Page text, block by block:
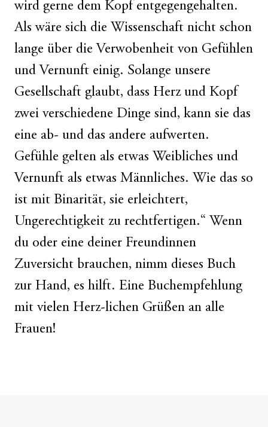
wird gerne dem Kopf entgegengehalten.
Als wäre sich die Wissenschaft nicht schon
lange über die Verwobenheit von Gefühlen
und Vernunft einig. Solange unsere
Gesellschaft glaubt, dass Herz und Kopf
zwei verschiedene Dinge sind, kann sie das
eine ab- und das andere aufwerten.
Gefühle gelten als etwas Weibliches und
Vernunft als etwas Männliches. Wie das so
ist mit Binarität, sie erleichtert,
Ungerechtigkeit zu rechtfertigen.“ Wenn
du oder eine deiner Freundinnen
Zuversicht brauchen, nimm dieses Buch
zur Hand, es hilft. Eine Buchempfehlung
mit vielen Herz-lichen Grüßen an alle
Frauen!